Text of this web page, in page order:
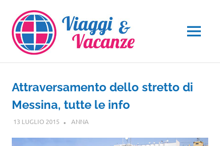
contenuto
MENU
Attraversamento dello stretto di
Messina, tutte le info
13 LUGLIO 2015 ANNA